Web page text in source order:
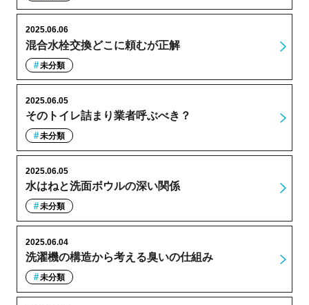
混合水栓交換どこに頼むが正解
2025.06.06
未分類
そのトイレ詰まり業者呼ぶべき？
2025.06.05
未分類
水はねと洗面ボウルの深い関係
2025.06.05
未分類
洗濯機の構造から考える臭いの仕組み
2025.06.04
未分類